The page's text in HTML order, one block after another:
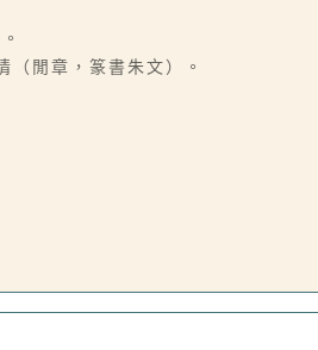
閒章，篆書朱文）。